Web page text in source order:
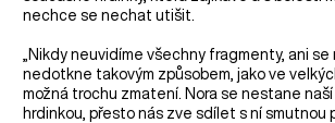
nechce se nechat utišit.
„Nikdy neuvidíme všechny fragmenty, ani se
nedotkne takovým způsobem, jako ve
možná trochu zmatení. Nora se nestane
hrdinkou, přesto nás zve sdílet s ní smutnou